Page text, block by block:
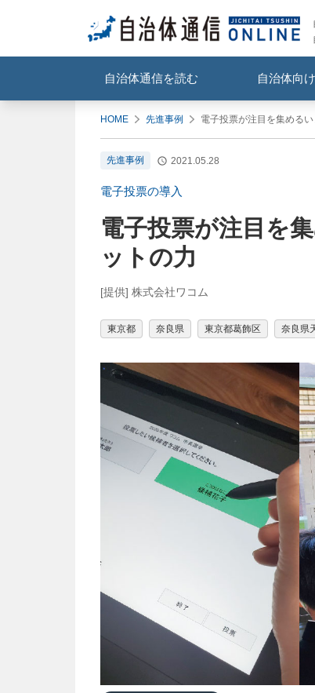
自治体通信を読む 自治体向
HOME 先進事例 電子投票が注目を集める
先進事例 2021.05.28
電子投票の導入
電子投票が注目を
ットの力
[提供] 株式会社ワコム
東京都 奈良県 東京都葛飾区 奈良県